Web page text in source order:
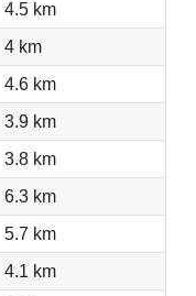
4.5 km
4 km
4.6 km
3.9 km
3.8 km
6.3 km
5.7 km
4.1 km